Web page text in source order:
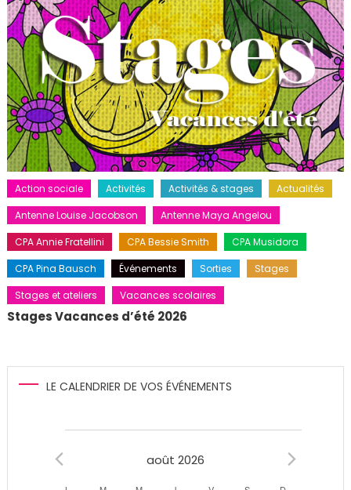
Action sociale Activités Activités & stages
Actualités
Antenne Louise Jacobson
Antenne Maya Angelou
CPA Annie Fratellini
CPA Bessie Smith
CPA Musidora
CPA Pina Bausch
Événements Sorties
Stages
Stages et ateliers
Vacances scolaires
Stages Vacances d’été 2026
LE CALENDRIER DE VOS ÉVÉNEMENTS
août 2026